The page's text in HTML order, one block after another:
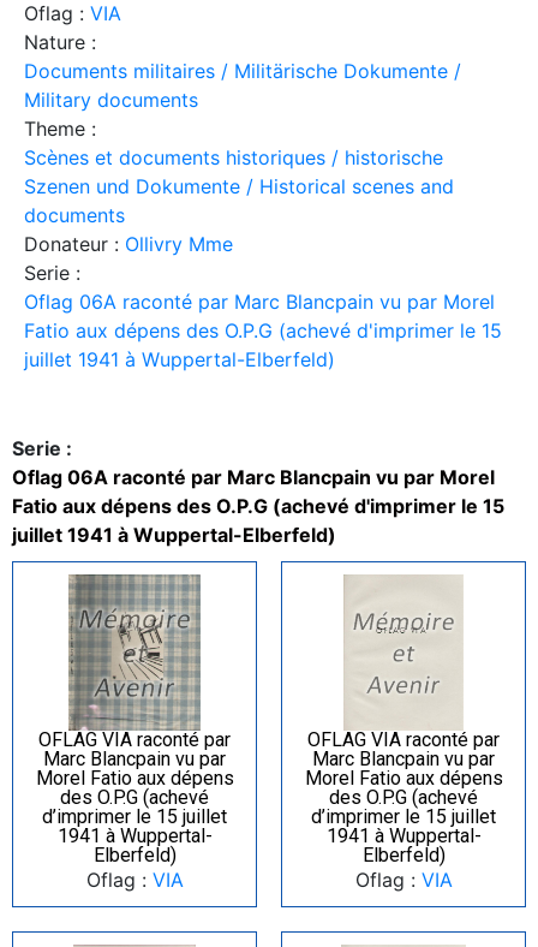
Oflag : VIA
Nature :
Documents militaires / Militärische Dokumente /
Military documents
Theme :
Scènes et documents historiques / historische
Szenen und Dokumente / Historical scenes and
documents
Donateur : Ollivry Mme
Serie :
Oflag 06A raconté par Marc Blancpain vu par Morel
Fatio aux dépens des O.P.G (achevé d'imprimer le 15
juillet 1941 à Wuppertal-Elberfeld)
Serie :
Oflag 06A raconté par Marc Blancpain vu par Morel
Fatio aux dépens des O.P.G (achevé d'imprimer le 15
juillet 1941 à Wuppertal-Elberfeld)
OFLAG VIA raconté par
Marc Blancpain vu par
Morel Fatio aux dépens
des O.P.G (achevé
d’imprimer le 15 juillet
1941 à Wuppertal-
Elberfeld)
Oflag : VIA
OFLAG VIA raconté par
Marc Blancpain vu par
Morel Fatio aux dépens
des O.P.G (achevé
d’imprimer le 15 juillet
1941 à Wuppertal-
Elberfeld)
Oflag : VIA